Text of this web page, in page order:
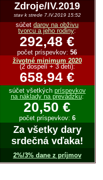
Zdroje/IV.2019
stav k strede 7.IV.2019 15:52
súčet darov na obživu
tvorcu a jeho rodiny:
292,48 €
počet príspevkov: 56
životné minimum 2020
(2 dospelí + 3 deti):
658,94 €
súčet všetkých príspevkov
na náklady na prevádzku:
20,50 €
počet príspevkov: 6
Za všetky dary
srdečná vďaka!
2%/3% dane z príjmov